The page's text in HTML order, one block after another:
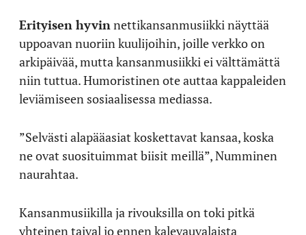
Erityisen hyvin nettikansanmusiikki näyttää
uppoavan nuoriin kuulijoihin, joille verkko on
arkipäivää, mutta kansanmusiikki ei välttämättä
niin tuttua. Humoristinen ote auttaa kappaleiden
leviämiseen sosiaalisessa mediassa.
”Selvästi alapääasiat koskettavat kansaa, koska
ne ovat suosituimmat biisit meillä”, Numminen
naurahtaa.
Kansanmusiikilla ja rivouksilla on toki pitkä
yhteinen taival jo ennen kalevauvalaista